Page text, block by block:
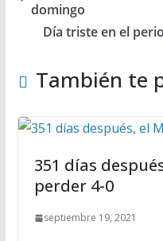
domingo
Día triste en el
También te
351 días
perder 4-0
septiembre 19, 2021